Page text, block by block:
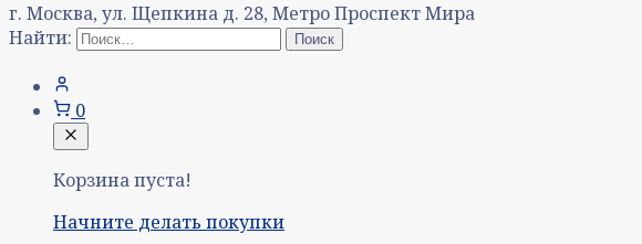
г. Москва, ул. Щепкина д. 28, Метро Проспект Мира
Найти:
0
Корзина пуста!
Начните делать покупки